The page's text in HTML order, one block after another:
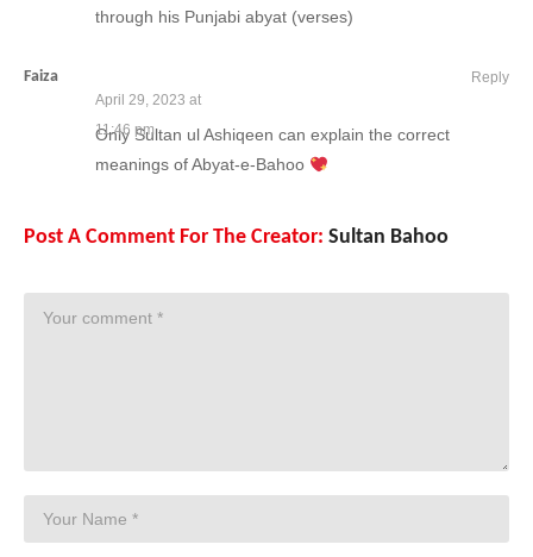
through his Punjabi abyat (verses)
Faiza
April 29, 2023 at
11:46 pm
Only Sultan ul Ashiqeen can explain the correct
meanings of Abyat-e-Bahoo
Reply
Post A Comment For The Creator: Sultan Bahoo